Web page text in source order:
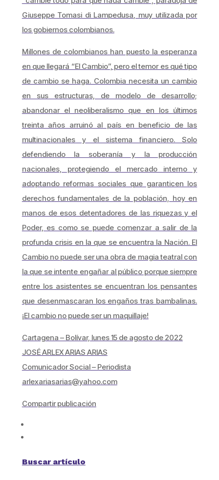
Giuseppe Tomasi di Lampedusa, muy utilizada por
los gobiernos colombianos.
Millones de colombianos han puesto la esperanza
en que llegará “El Cambio”, pero el temor es qué tipo
de cambio se haga. Colombia necesita un cambio
en sus estructuras, de modelo de desarrollo;
abandonar el neoliberalismo que en los últimos
treinta años arruinó al país en beneficio de las
multinacionales y el sistema financiero. Solo
defendiendo la soberanía y la producción
nacionales, protegiendo el mercado interno y
adoptando reformas sociales que garanticen los
derechos fundamentales de la población, hoy en
manos de esos detentadores de las riquezas y el
Poder, es como se puede comenzar a salir de la
profunda crisis en la que se encuentra la Nación. El
Cambio no puede ser una obra de magia teatral con
la que se intente engañar al público porque siempre
entre los asistentes se encuentran los pensantes
que desenmascaran los engaños tras bambalinas.
¡El cambio no puede ser un maquillaje!
Cartagena – Bolívar, lunes 15 de agosto de 2022
JOSÉ ARLEX ARIAS ARIAS
Comunicador Social – Periodista
arlexariasarias@yahoo.com
Compartir publicación
Buscar artículo